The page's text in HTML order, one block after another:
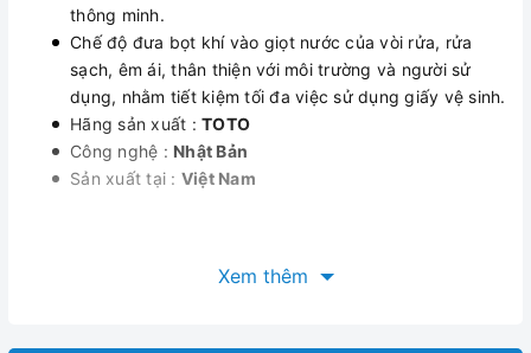
thông minh.
Chế độ đưa bọt khí vào giọt nước của vòi rửa, rửa
sạch, êm ái, thân thiện với môi trường và người sử
dụng, nhằm tiết kiệm tối đa việc sử dụng giấy vệ sinh.
Hãng sản xuất : TOTO
Công nghệ : Nhật Bản
Sản xuất tại : Việt Nam
Xem thêm